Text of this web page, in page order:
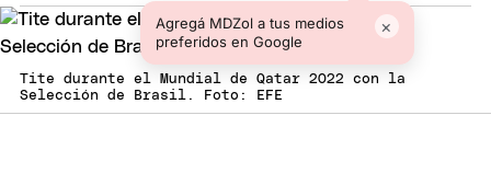
Agregá MDZol a tus medios
preferidos en Google
×
Tite durante el Mundial de Qatar 2022 con la
Selección de Brasil. Foto: EFE